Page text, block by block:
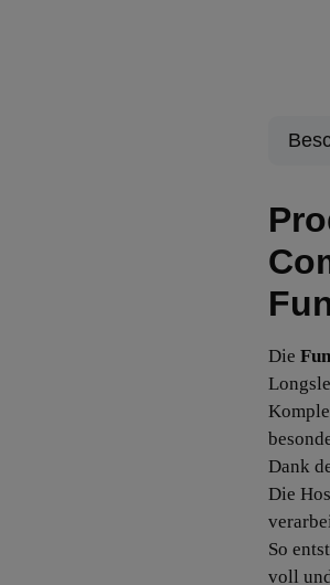
Die
Dank
Die
So
voll